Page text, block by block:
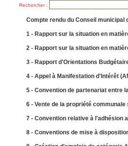
Rechercher :
Compte rendu du Conseil municipal
1 - Rapport sur la situation en
2 - Rapport sur la situation en
3 - Rapport d'Orientations
4 - Appel à Manifestation d'Intérêt
5 - Convention de partenariat entre
6 - Vente de la propriété communale
7 - Convention relative à l'adhésion
8 - Conventions de mise à